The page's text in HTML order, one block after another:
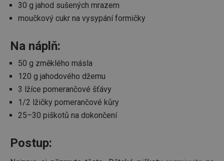
30 g jahod sušených mrazem
moučkový cukr na vysypání formičky
Na náplň:
50 g změklého másla
120 g jahodového džemu
3 lžíce pomerančové šťávy
1/2 lžičky pomerančové kůry
25–30 piškotů na dokončení
Postup: